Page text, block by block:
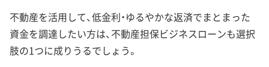
不動産を活用して、低金利・ゆるやかな返済でまとまった
資金を調達したい方は、不動産担保ビジネスローンも選択
肢の1つに成りうるでしょう。